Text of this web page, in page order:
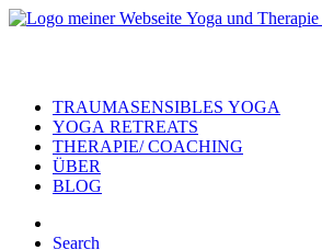
TRAUMASENSIBLES YOGA
YOGA RETREATS
THERAPIE/ COACHING
ÜBER
BLOG
Search